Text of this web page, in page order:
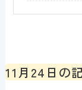
11月24日の